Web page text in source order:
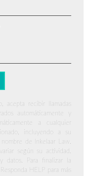
acepta recibir llamadas
automáticamente y
a cualquier
incluyendo a su
de Inkelaar Law.
según su actividad.
datos. Para finalizar la
HELP para más